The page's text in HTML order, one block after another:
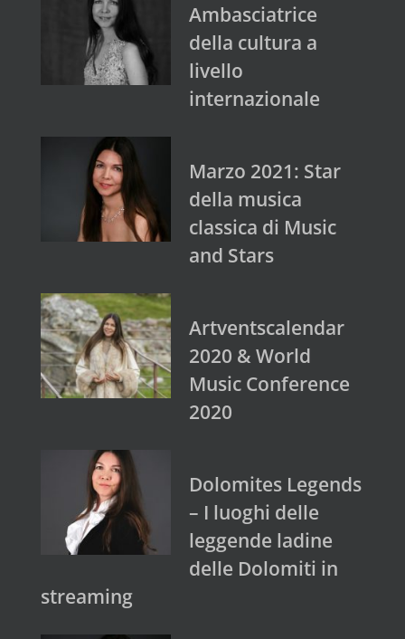
Ambasciatrice
della cultura a
livello
internazionale
Marzo 2021: Star
della musica
classica di Music
and Stars
Artventscalendar
2020 & World
Music Conference
2020
Dolomites Legends
– I luoghi delle
leggende ladine
delle Dolomiti in
streaming